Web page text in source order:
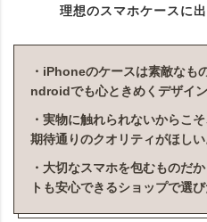
理想のスマホケースに
・iPhoneのケースは素敵なも
ndroidでも心ときめくデザイン
・実物に触れられないからこ
期待通りのクオリティがほしい
・大切なスマホを包むものだ
トも安心できるショップで選び